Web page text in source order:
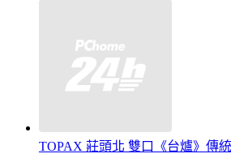
TOPAX 莊頭北 雙口《台爐》傳